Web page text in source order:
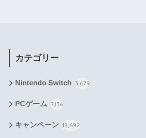
カテゴリー
Nintendo Switch 3,679
PCゲーム 7,136
キャンペーン 18,692